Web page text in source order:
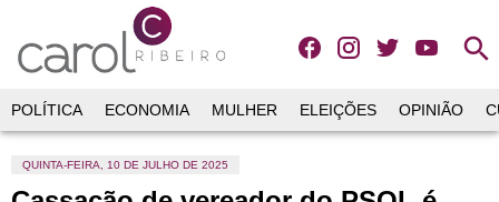
search
POLÍTICA ECONOMIA MULHER ELEIÇÕES OPINIÃO
QUINTA-FEIRA, 10 DE JULHO DE 2025